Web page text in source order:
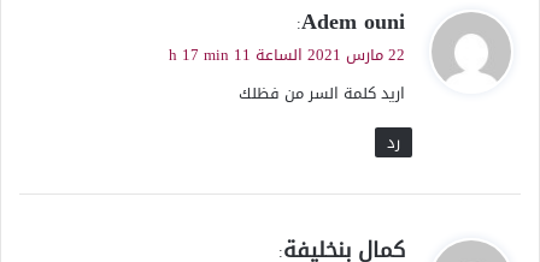
ي
ق
ل
Adem ouni
:
22 مارس 2021 الساعة 11 h 17 min
اريد كلمة السر من فظلك
رد
ي
كمال بنخليفة: